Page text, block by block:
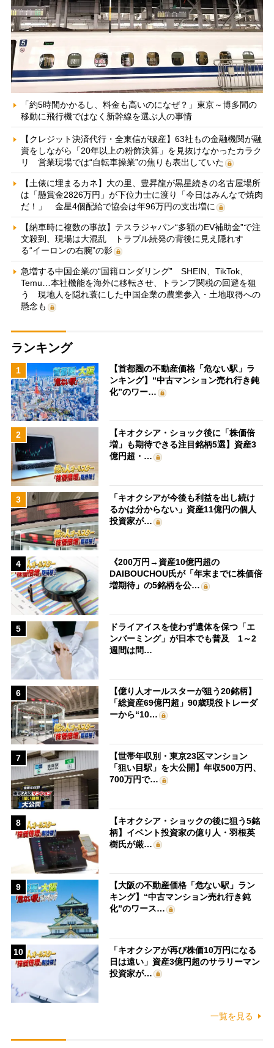
「約5時間かかるし、料金も高いのになぜ？」東京～博多間の
移動に飛行機ではなく新幹線を選ぶ人の事情
【クレジット決済代行・全東信が破産】63社もの金融機関が融
資をしながら「20年以上の粉飾決算」を見抜けなかったカラク
リ 営業現場では“自転車操業”の焦りも表出していた
【土俵に埋まるカネ】大の里、豊昇龍が黒星続きの名古屋場所
は「懸賞金2826万円」が下位力士に渡り「今日はみんなで焼肉
だ！」 金星4個配給で協会は年96万円の支出増に
【納車時に複数の事故】テスラジャパン“多額のEV補助金”で注
文殺到、現場は大混乱 トラブル続発の背後に見え隠れす
る“イーロンの右腕”の影
急増する中国企業の“国籍ロンダリング” SHEIN、TikTok、
Temu…本社機能を海外に移転させ、トランプ関税の回避を狙
う 現地人を隠れ蓑にした中国企業の農業参入・土地取得への
懸念も
ランキング
1
【首都圏の不動産価格「危ない駅」ラ
ンキング】“中古マンション売れ行き鈍
化”のワー…
2
【キオクシア・ショック後に「株価倍
増」も期待できる注目銘柄5選】資産3
億円超・…
3
「キオクシアが今後も利益を出し続け
るかは分からない」資産11億円の個人
投資家が…
4
《200万円→資産10億円超の
DAIBOUCHOU氏が「年末までに株価倍
増期待」の5銘柄を公…
5
ドライアイスを使わず遺体を保つ「エ
ンバーミング」が日本でも普及 1～2
週間は問…
6
【億り人オールスターが狙う20銘柄】
「総資産69億円超」90歳現役トレーダ
ーから“10…
7
【世帯年収別・東京23区マンション
「狙い目駅」を大公開】年収500万円、
700万円で…
8
【キオクシア・ショックの後に狙う5銘
柄】イベント投資家の億り人・羽根英
樹氏が厳…
9
【大阪の不動産価格「危ない駅」ラン
キング】“中古マンション売れ行き鈍
化”のワース…
10
「キオクシアが再び株価10万円になる
日は遠い」資産3億円超のサラリーマン
投資家が…
一覧を見る